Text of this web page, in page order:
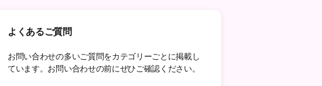
よくあるご質問
お問い合わせの多いご質問をカテゴリーごとに掲載し
ています。お問い合わせの前にぜひご確認ください。